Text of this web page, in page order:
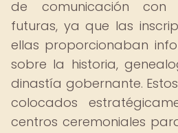
de comunicación con
futuras, ya que las
ellas proporcionaban
sobre la historia,
dinastía gobernante.
colocados
centros ceremoniales